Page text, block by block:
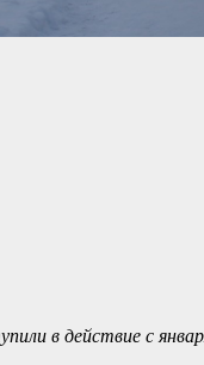
в действие с